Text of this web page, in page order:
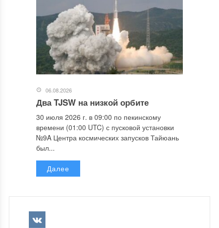
06.08.2026
Два TJSW на низкой орбите
30 июля 2026 г. в 09:00 по пекинскому
времени (01:00 UTC) с пусковой установки
№9A Центра космических запусков Тайюань
был...
Далее